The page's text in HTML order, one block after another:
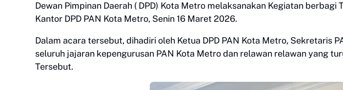
Dewan Pimpinan Daerah ( DPD) Kota Metro melaksanakan Kegiatan berbagi
Kantor DPD PAN Kota Metro, Senin 16 Maret 2026.
Dalam acara tersebut, dihadiri oleh Ketua DPD PAN Kota Metro, Sekretaris
seluruh jajaran kepengurusan PAN Kota Metro dan relawan relawan yang
Tersebut.